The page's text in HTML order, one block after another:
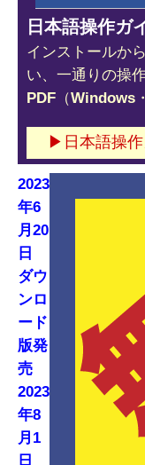
日本語操作ガ
インストールか
い、一通りの操
PDF（Windows
▶日本語操
2023
年6
月20
日
ダウ
ンロ
ード
版発
売
2023
年8
月1
日